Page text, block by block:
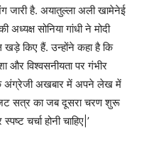
जारी है. अयातुल्ला अली खामेनेई
सोनिया गांधी ने मोदी
खड़े किए हैं. उन्होंने कहा है कि
और विश्वसनीयता पर गंभीर
अंग्रेजी अखबार में अपने लेख में
सत्र का जब दूसरा चरण शुरू
चर्चा होनी चाहिए|’